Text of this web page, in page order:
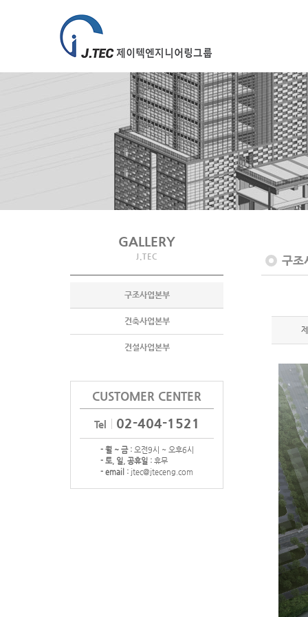
GALLERY
J.TEC
구조사업본부
건축사업본부
건설사업본부
CUSTOMER CENTER
Tel 02-404-1521
- 월 ~ 금 :오전9시 ~ 오후6시
- 토, 일, 공휴일 :휴무
- email :jtec@jteceng.com
구조